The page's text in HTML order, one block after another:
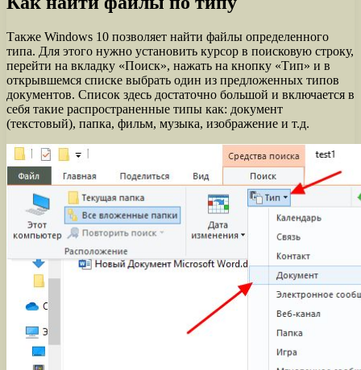
Также Windows 10 позволяет найти файлы определенного
типа. Для этого нужно установить курсор в поисковую строку,
перейти на вкладку «Поиск», нажать на кнопку «Тип» и в
открывшемся списке выбрать один из предложенных типов
документов. Список здесь достаточно большой и включается в
себя такие распространенные типы как: документ
(текстовый), папка, фильм, музыка, изображение и т.д.